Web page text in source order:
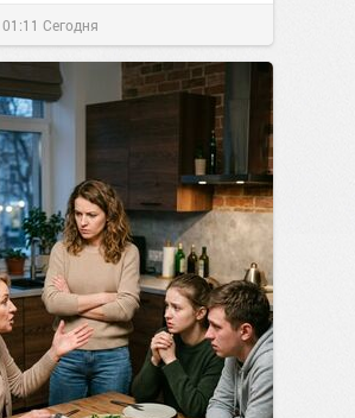
01:11 Сегодня